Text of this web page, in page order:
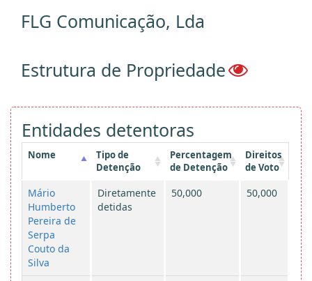
FLG Comunicação, Lda
Estrutura de Propriedade
Entidades detentoras
Nome
Tipo de
Detenção
Percentagem
de Detenção
Direitos
de Voto
Mário
Humberto
Pereira de
Serpa
Couto da
Silva
Diretamente
detidas
50,000 50,000